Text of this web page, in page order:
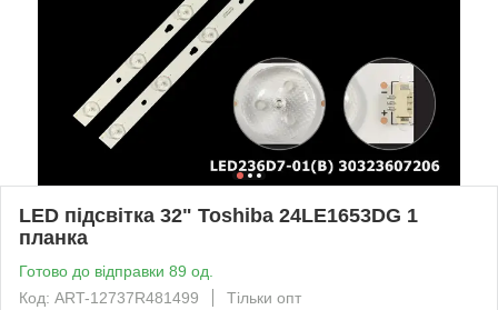
LED підсвітка 32" Toshiba 24LE1653DG 1
планка
Готово до відправки 89 од.
Код: ART-12737R481499
Тільки опт